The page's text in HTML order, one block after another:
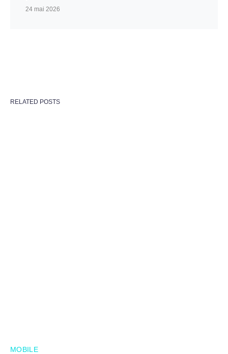
24 mai 2026
RELATED POSTS
MOBILE